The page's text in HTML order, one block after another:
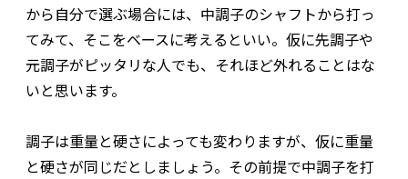
から自分で選ぶ場合には、中調子のシャフトから打っ
てみて、そこをベースに考えるといい。仮に先調子や
元調子がピッタリな人でも、それほど外れることはな
いと思います。
調子は重量と硬さによっても変わりますが、仮に重量
と硬さが同じだとしましょう。その前提で中調子を打